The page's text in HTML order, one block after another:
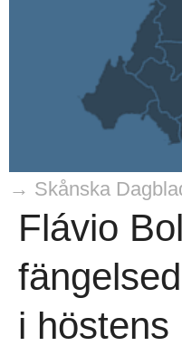
→ Skånska
Flávio
i